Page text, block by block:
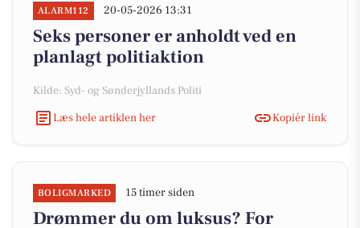
ALARM112 20-05-2026 13:31
Seks personer er anholdt ved en
planlagt politiaktion
Kilde: Syd- og Sønderjyllands Politi
Læs hele artiklen her
Kopiér link
BOLIGMARKED 15 timer siden
Drømmer du om luksus? For